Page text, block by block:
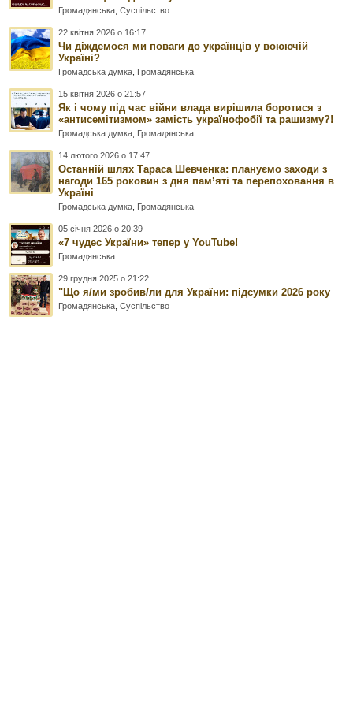
Громадянська ,Суспільство
22 квітня 2026 о 16:17
Чи діждемося ми поваги до українців у воюючій
Україні?
Громадська думка Громадянська
15 квітня 2026 о 21:57
Як і чому під час війни влада вирішила боротися з
«антисемітизмом» замість українофобії та рашизму?!
Громадська думка Громадянська
14 лютого 2026 о 17:47
Останній шлях Тараса Шевченка: плануємо заходи з
нагоди 165 роковин з дня памʼяті та перепоховання в
Україні
Громадська думка Громадянська
05 січня 2026 о 20:39
«7 чудес України» тепер у YouTube!
Громадянська
29 грудня 2025 о 21:22
"Що я/ми зробив/ли для України: підсумки 2026 року
Громадянська ,Суспільство